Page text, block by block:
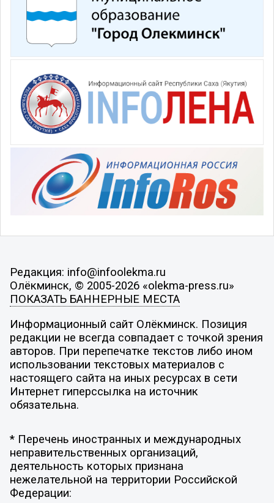
Редакция: info@infoolekma.ru
Олёкминск, © 2005-2026 «olekma-press.ru»
ПОКАЗАТЬ БАННЕРНЫЕ МЕСТА
Информационный сайт Олёкминск. Позиция
редакции не всегда совпадает с точкой зрения
авторов. При перепечатке текстов либо ином
использовании текстовых материалов с
настоящего сайта на иных ресурсах в сети
Интернет гиперссылка на источник
обязательна.
* Перечень иностранных и международных
неправительственных организаций,
деятельность которых признана
нежелательной на территории Российской
Федерации: